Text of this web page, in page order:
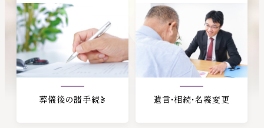
葬儀後の諸手続き 遺言・相続・名義変更